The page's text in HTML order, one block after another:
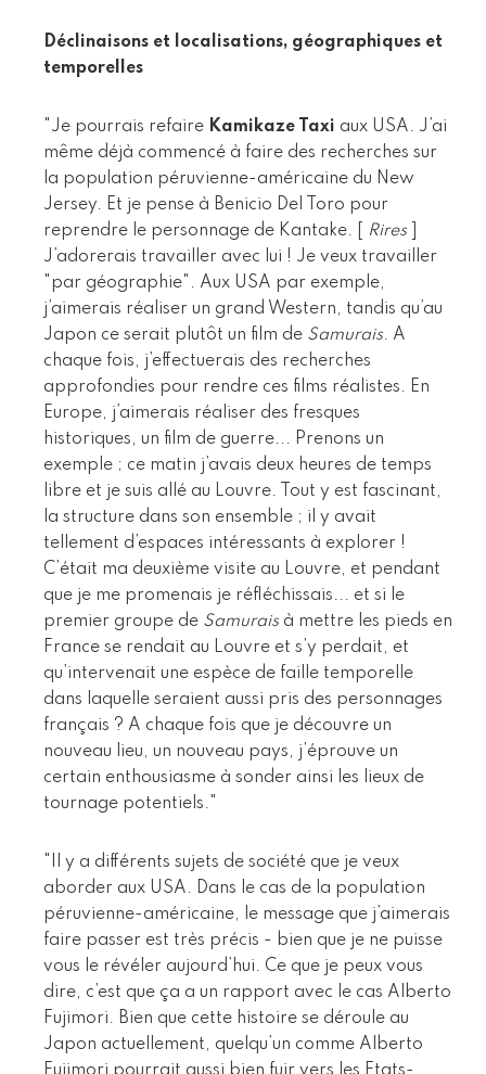
Déclinaisons et localisations, géographiques et
temporelles
"Je pourrais refaire Kamikaze Taxi aux USA. J’ai
même déjà commencé à faire des recherches sur
la population péruvienne-américaine du New
Jersey. Et je pense à Benicio Del Toro pour
reprendre le personnage de Kantake. [
Rires
J’adorerais travailler avec lui ! Je veux travailler
"par géographie". Aux USA par exemple,
j’aimerais réaliser un grand Western, tandis qu’au
Japon ce serait plutôt un film de Samurais. A
chaque fois, j’effectuerais des recherches
approfondies pour rendre ces films réalistes. En
Europe, j’aimerais réaliser des fresques
historiques, un film de guerre... Prenons un
exemple ; ce matin j’avais deux heures de temps
libre et je suis allé au Louvre. Tout y est fascinant,
la structure dans son ensemble ; il y avait
tellement d’espaces intéressants à explorer !
C’était ma deuxième visite au Louvre, et pendant
que je me promenais je réfléchissais... et si le
premier groupe de Samurais à mettre les pieds en
France se rendait au Louvre et s’y perdait, et
qu’intervenait une espèce de faille temporelle
dans laquelle seraient aussi pris des personnages
français ? A chaque fois que je découvre un
nouveau lieu, un nouveau pays, j’éprouve un
certain enthousiasme à sonder ainsi les lieux de
tournage potentiels."
"Il y a différents sujets de société que je veux
aborder aux USA. Dans le cas de la population
péruvienne-américaine, le message que j’aimerais
faire passer est très précis - bien que je ne puisse
vous le révéler aujourd’hui. Ce que je peux vous
dire, c’est que ça a un rapport avec le cas Alberto
Fujimori. Bien que cette histoire se déroule au
Japon actuellement, quelqu’un comme Alberto